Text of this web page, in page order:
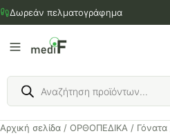
Μετάβαση
στο
περιεχόμενο
Δωρεάν πελματογράφημα
Products
search
Αρχική σελίδα / ΟΡΘΟΠΕΔΙΚΑ / Γόνατα